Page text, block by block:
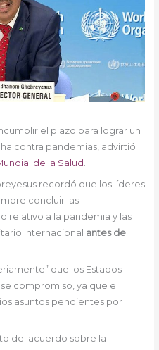
el plazo para lograr un
contra pandemias, advirtió
de la Salud .
recordó que los líderes
concluir las
relativo a la pandemia y las
Internacional antes de
que los Estados
compromiso, ya que el
asuntos pendientes por
del acuerdo sobre la